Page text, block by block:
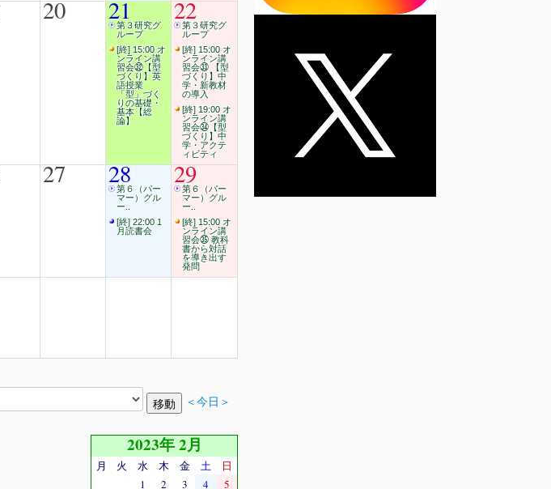
20 21
第３研究グ
ループ
[終] 15:00 オ
ンライン講
習会㉜【型
づくり】英
語授業
「型」づく
りの基礎・
基本【総
論】
22
第３研究グ
ループ
[終] 15:00 オ
ンライン講
習会㉝ 【型
づくり】中
学・新教材
の導入
[終] 19:00 オ
ンライン講
習会㉞【型
づくり】中
学・アクテ
ィビティ
27 28
第６（パー
マー）グル
ー..
[終] 22:00 1
月読書会
29
第６（パー
マー）グル
ー..
[終] 15:00 オ
ンライン講
習会㉟ 教科
書から対話
を導き出す
発問
＜今日＞
2023年 2月
月 火 水 木 金 土
日
1
2 3 4 5